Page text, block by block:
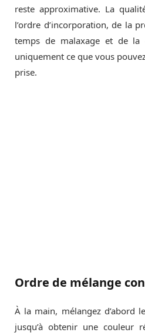
reste approximative. La
l’ordre d’incorporation, de la
temps de malaxage et de la
uniquement ce que vous
prise.
Ordre de mélange
À la main, mélangez d’abord
jusqu’à obtenir une couleur